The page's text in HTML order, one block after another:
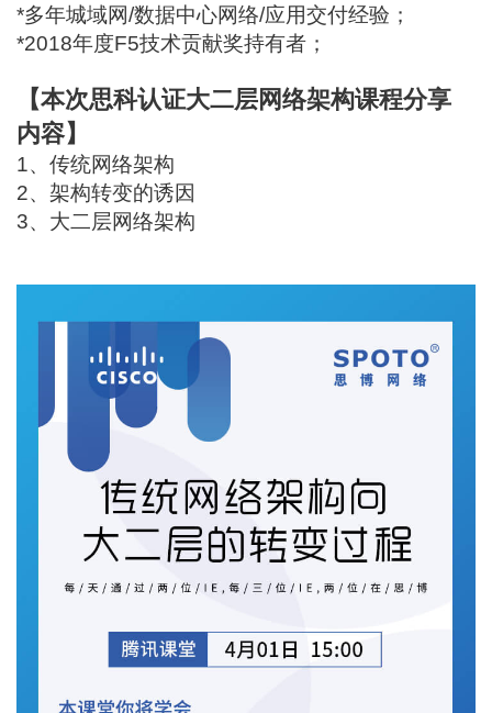
*多年城域网/数据中心网络/应用交付经验；
*2018年度F5技术贡献奖持有者；
【本次思科认证大二层网络架构课程分享
内容】
1、传统网络架构
2、架构转变的诱因
3、大二层网络架构